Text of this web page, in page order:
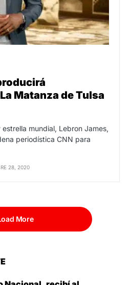
Matanza de Tulsa
mundial, Lebron James,
periodística CNN para
28, 2020
More